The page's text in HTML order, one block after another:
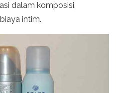
dalam komposisi,
intim.